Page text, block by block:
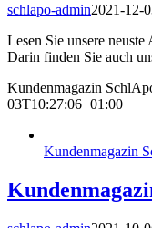
schlapo-admin2021-12-
Lesen Sie unsere
Darin finden Sie auch
Kundenmagazin
03T10:27:06+01:00
Kundenmagazin